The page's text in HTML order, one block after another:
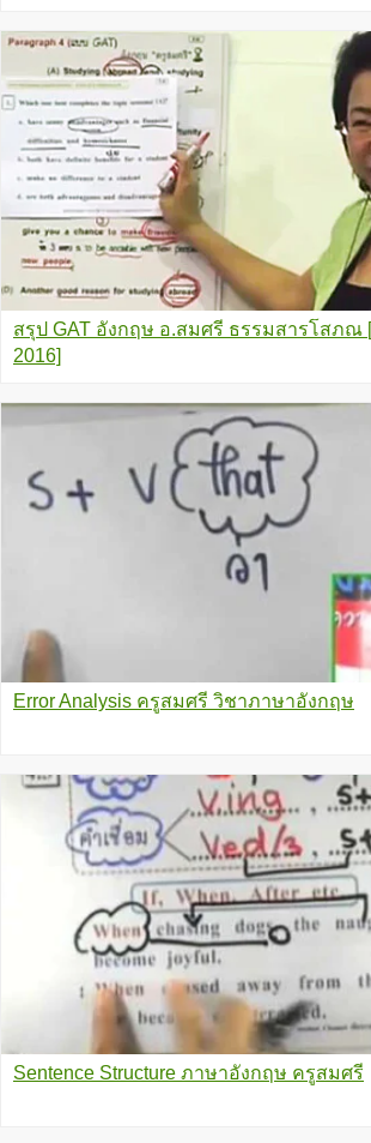
สรุป GAT อังกฤษ อ.สมศรี ธรรมสารโสภณ
2016]
Error Analysis ครูสมศรี วิชาภาษาอังกฤษ
Sentence Structure ภาษาอังกฤษ ครูสมศรี